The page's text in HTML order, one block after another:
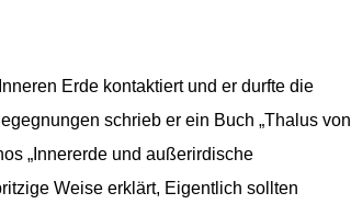
Erde kontaktiert und er durfte die
schrieb er ein Buch „Thalus von
„Innererde und außerirdische
Weise erklärt, Eigentlich sollten